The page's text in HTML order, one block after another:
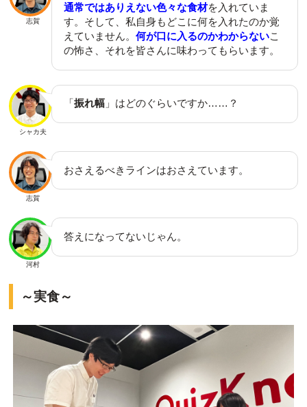
志賀
通常ではありえない色々な食材を入れていま
す。そして、私自身もどこに何を入れたのか覚
えていません。何が口に入るのかわからないこ
の怖さ、それを皆さんに味わってもらいます。
シャカ夫
「振れ幅 」はどのぐらいですか……？
志賀
おさえるべきラインはおさえています。
河村
答えになってないじゃん。
～実食～